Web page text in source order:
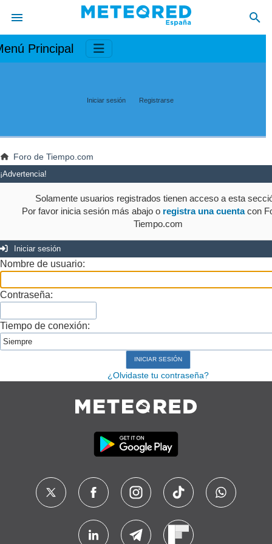
Principal
Iniciar sesión Registrarse
Foro de Tiempo.com
¡Advertencia!
Solamente usuarios registrados tienen acceso a esta
Por favor inicia sesión más abajo o registra una cuentacon
Tiempo.com
Iniciar sesión
Nombre de usuario:
Contraseña:
Tiempo de conexión:
¿Olvidaste tu contraseña?